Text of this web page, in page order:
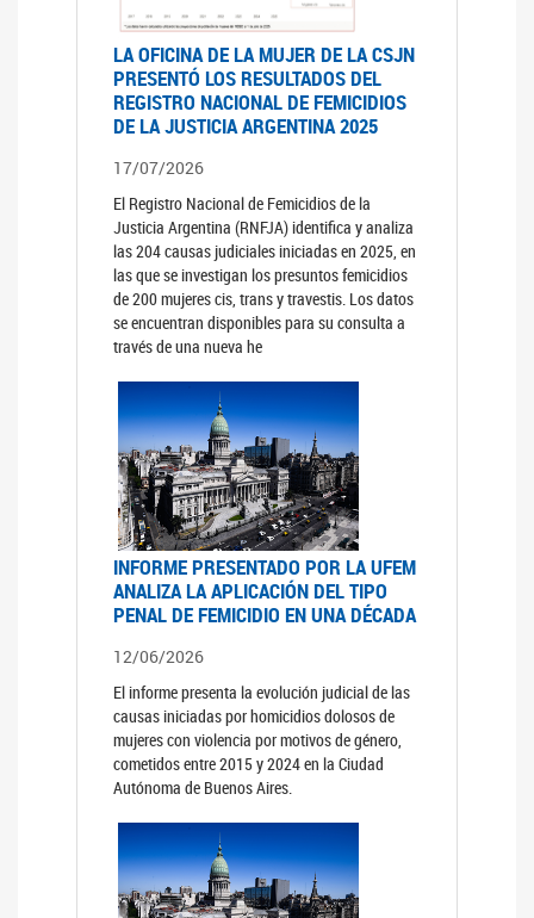
LA OFICINA DE LA MUJER DE LA CSJN
PRESENTÓ LOS RESULTADOS DEL
REGISTRO NACIONAL DE FEMICIDIOS
DE LA JUSTICIA ARGENTINA 2025
17/07/2026
El Registro Nacional de Femicidios de la
Justicia Argentina (RNFJA) identifica y analiza
las 204 causas judiciales iniciadas en 2025, en
las que se investigan los presuntos femicidios
de 200 mujeres cis, trans y travestis. Los datos
se encuentran disponibles para su consulta a
través de una nueva he
INFORME PRESENTADO POR LA UFEM
ANALIZA LA APLICACIÓN DEL TIPO
PENAL DE FEMICIDIO EN UNA DÉCADA
12/06/2026
El informe presenta la evolución judicial de las
causas iniciadas por homicidios dolosos de
mujeres con violencia por motivos de género,
cometidos entre 2015 y 2024 en la Ciudad
Autónoma de Buenos Aires.